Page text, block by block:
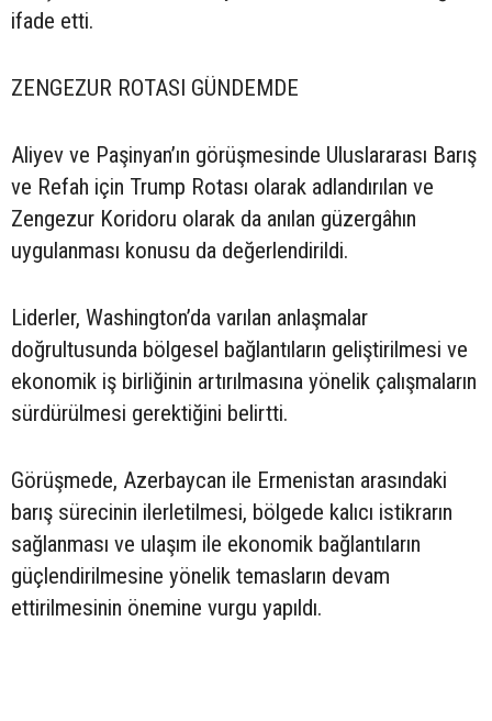
ifade etti.
ZENGEZUR ROTASI GÜNDEMDE
Aliyev ve Paşinyan’ın görüşmesinde Uluslararası Barış
ve Refah için Trump Rotası olarak adlandırılan ve
Zengezur Koridoru olarak da anılan güzergâhın
uygulanması konusu da değerlendirildi.
Liderler, Washington’da varılan anlaşmalar
doğrultusunda bölgesel bağlantıların geliştirilmesi ve
ekonomik iş birliğinin artırılmasına yönelik çalışmaların
sürdürülmesi gerektiğini belirtti.
Görüşmede, Azerbaycan ile Ermenistan arasındaki
barış sürecinin ilerletilmesi, bölgede kalıcı istikrarın
sağlanması ve ulaşım ile ekonomik bağlantıların
güçlendirilmesine yönelik temasların devam
ettirilmesinin önemine vurgu yapıldı.